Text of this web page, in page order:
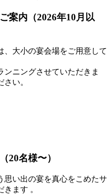
案内（2026年10月以
、大小の宴会場をご用意して
ンニングさせていただきま
い。
20名様〜）
思い出の宴を真心をこめたサ
ます 。